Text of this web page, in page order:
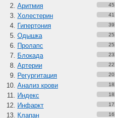
Аритмия 45
Холестерин 41
Гипертония 39
Одышка 25
Пролапс 25
Блокада 23
Артерии 22
Регургитация 20
Анализ крови 18
Индекс 18
Инфаркт 17
Клапан 16